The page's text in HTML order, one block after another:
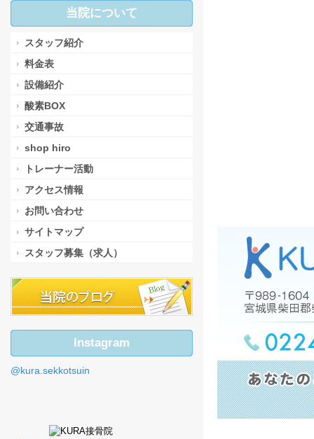
当院について
スタッフ紹介
料金表
設備紹介
酸素BOX
交通事故
shop hiro
トレーナー活動
アクセス情報
お問い合わせ
サイトマップ
スタッフ募集（求人）
Instagram
@kura.sekkotsuin